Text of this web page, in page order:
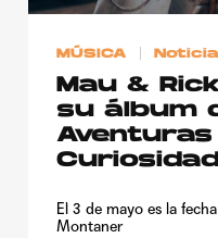
MÚSICA
Mau &
su álbum
El 3 de mayo es la
Montaner